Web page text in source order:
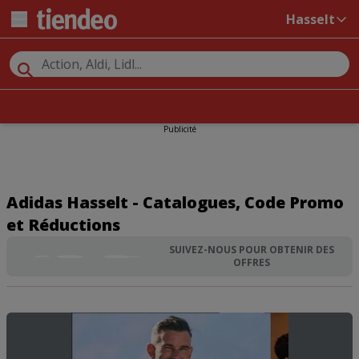
Hasselt
Publicité
Adidas Hasselt - Catalogues, Code Promo
et Réductions
SUIVEZ-NOUS POUR OBTENIR DES
OFFRES